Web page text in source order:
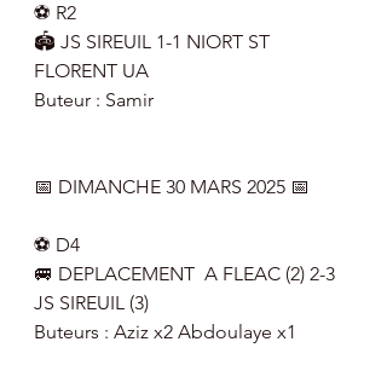
⚽️ R2
🏟 JS SIREUIL 1-1 NIORT ST
FLORENT UA
Buteur : Samir
📅 DIMANCHE 30 MARS 2025 📅
⚽️ D4
🚐 DEPLACEMENT  A FLEAC (2) 2-3
JS SIREUIL (3)
Buteurs : Aziz x2 Abdoulaye x1